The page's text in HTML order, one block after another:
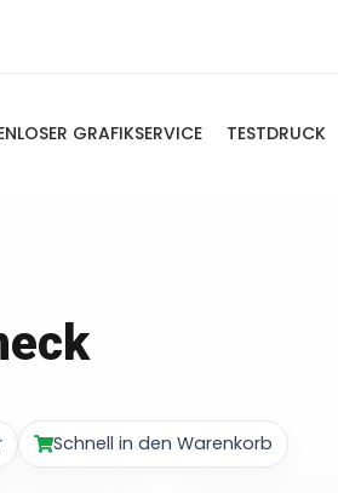
GRAFIKSERVICE TESTDRUCK
Schnell in den Warenkorb